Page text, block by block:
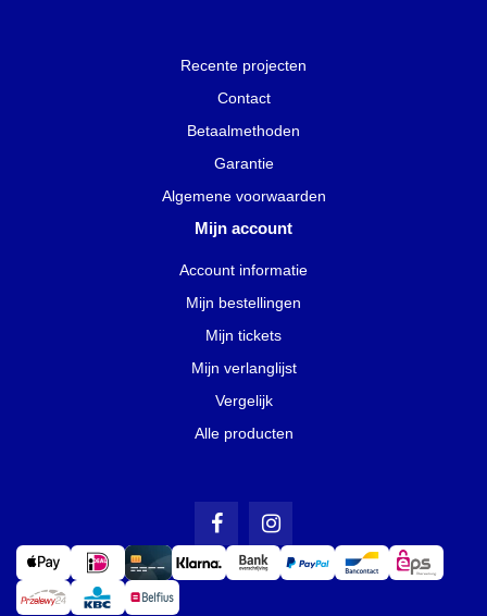
Recente projecten
Contact
Betaalmethoden
Garantie
Algemene voorwaarden
Mijn account
Account informatie
Mijn bestellingen
Mijn tickets
Mijn verlanglijst
Vergelijk
Alle producten